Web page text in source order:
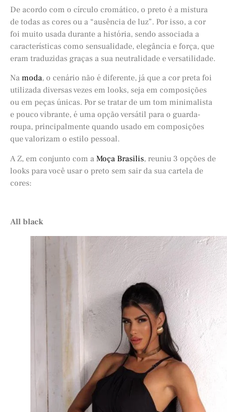
De acordo com o círculo cromático, o preto é a mistura
de todas as cores ou a “ausência de luz”. Por isso, a cor
foi muito usada durante a história, sendo associada a
características como sensualidade, elegância e força, que
eram traduzidas graças a sua neutralidade e versatilidade.
Na moda, o cenário não é diferente, já que a cor preta foi
utilizada diversas vezes em looks, seja em composições
ou em peças únicas. Por se tratar de um tom minimalista
e pouco vibrante, é uma opção versátil para o guarda-
roupa, principalmente quando usado em composições
que valorizam o estilo pessoal.
A Z, em conjunto com a Moça Brasilis, reuniu 3 opções de
looks para você usar o preto sem sair da sua cartela de
cores:
All black